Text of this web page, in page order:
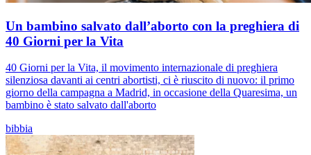
Un bambino salvato dall’aborto con la preghiera di
40 Giorni per la Vita
40 Giorni per la Vita, il movimento internazionale di preghiera
silenziosa davanti ai centri abortisti, ci è riuscito di nuovo: il primo
giorno della campagna a Madrid, in occasione della Quaresima, un
bambino è stato salvato dall'aborto
bibbia